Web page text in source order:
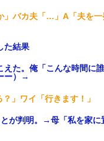
」バカ夫「…」A「夫を一
た結果
た。俺「こんな時間に
ー）→
」ワイ「行きます！」
が判明。→母「私を家に